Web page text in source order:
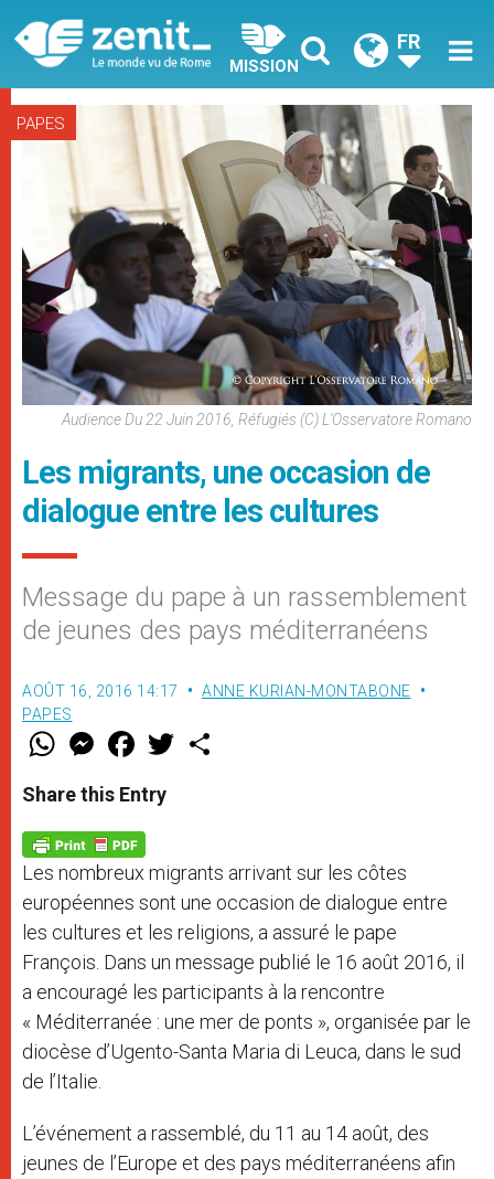
MISSION
FR
PAPES
Audience Du 22 Juin 2016, Réfugiés (c) L'Osservatore Romano
Les migrants, une occasion de
dialogue entre les cultures
Message du pape à un rassemblement
de jeunes des pays méditerranéens
AOÛT 16, 2016 14:17
ANNE KURIAN-MONTABONE
PAPES
W
t
s
p
p
M
e
s
e
g
e
r
F
a
e
b
o
k
w
Share this Entry
Les nombreux migrants arrivant sur les côtes
européennes sont une occasion de dialogue entre
les cultures et les religions, a assuré le pape
François. Dans un message publié le 16 août 2016, il
a encouragé les participants à la rencontre
« Méditerranée : une mer de ponts », organisée par le
diocèse d’Ugento-Santa Maria di Leuca, dans le sud
de l’Italie.
L’événement a rassemblé, du 11 au 14 août, des
jeunes de l’Europe et des pays méditerranéens afin